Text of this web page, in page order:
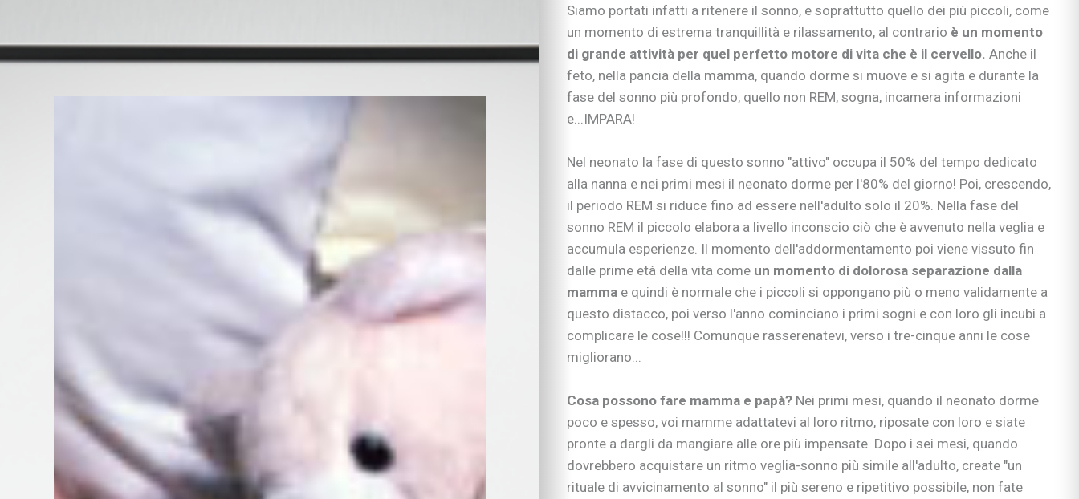
IN EVIDENZA
Figli in crescita
Adolescenza
Figli con bisogni speciali
Neonati e prima infanzia
Sviluppo psicomotorio
Sviluppo cognitivo e apprendimento
Linguaggio
I consigli dei pedagogisti
Imparare divertendosi
Scarabocchi e disegni
Tempo libero
Vivere la famiglia
Lo spazio d’ascolto
Essere famiglia
Quando arriva un bebè
Rapporto genitori-figli
Siamo portati infatti a ritenere il sonno, e soprattutto quello dei più piccoli, come
un momento di estrema tranquillità e rilassamento, al contrario è un momento
di grande attività per quel perfetto motore di vita che è il cervello. Anche il
feto, nella pancia della mamma, quando dorme si muove e si agita e durante la
fase del sonno più profondo, quello non REM, sogna, incamera informazioni
e...IMPARA!
Nel neonato la fase di questo sonno "attivo" occupa il 50% del tempo dedicato
alla nanna e nei primi mesi il neonato dorme per l'80% del giorno! Poi, crescendo,
il periodo REM si riduce fino ad essere nell'adulto solo il 20%. Nella fase del
sonno REM il piccolo elabora a livello inconscio ciò che è avvenuto nella veglia e
accumula esperienze. Il momento dell'addormentamento poi viene vissuto fin
dalle prime età della vita come un momento di dolorosa separazione dalla
mammae quindi è normale che i piccoli si oppongano più o meno validamente a
questo distacco, poi verso l'anno cominciano i primi sogni e con loro gli incubi a
complicare le cose!!! Comunque rasserenatevi, verso i tre-cinque anni le cose
migliorano...
Cosa possono fare mamma e papà?Nei primi mesi, quando il neonato dorme
poco e spesso, voi mamme adattatevi al loro ritmo, riposate con loro e siate
pronte a dargli da mangiare alle ore più impensate. Dopo i sei mesi, quando
dovrebbero acquistare un ritmo veglia-sonno più simile all'adulto, create "un
rituale di avvicinamento al sonno" il più sereno e ripetitivo possibile, non fate